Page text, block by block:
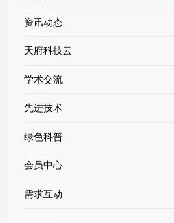
资讯动态
天府科技云
学术交流
先进技术
绿色科普
会员中心
需求互动